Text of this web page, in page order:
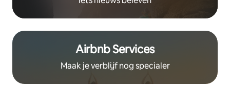
Airbnb Services
Maak je verblijf nog specialer